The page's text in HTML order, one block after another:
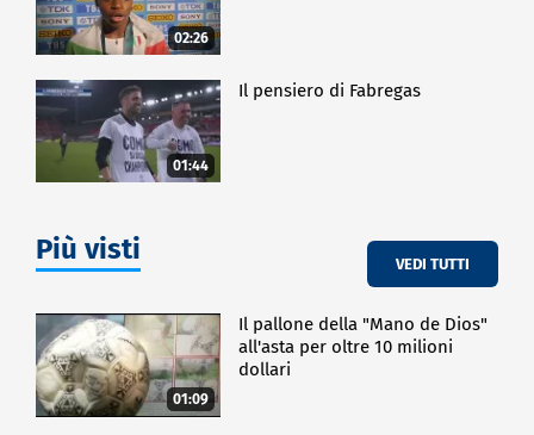
02:26
01:44
Il pensiero di Fabregas
Più visti VEDI TUTTI
01:09
Il pallone della "Mano de Dios"
all'asta per oltre 10 milioni
dollari